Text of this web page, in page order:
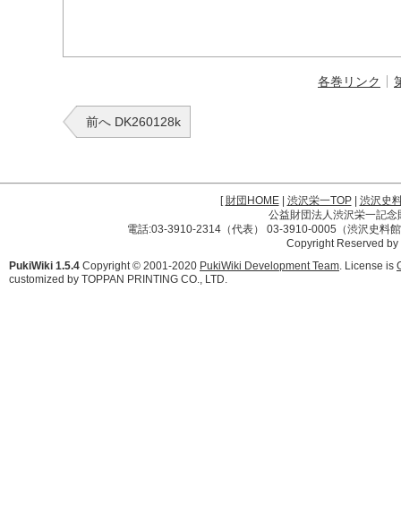
各巻リンク
前へ DK260128k
[財団HOME| 渋沢栄一TOP| 渋沢史
公益財団法人渋沢栄一記
電話:03-3910-2314（代表） 03-3910-0005（渋沢史料
Copyright Reserved
PukiWiki 1.5.4 Copyright © 2001-2020 PukiWiki Development Team. License is
customized by TOPPAN PRINTING CO., LTD.